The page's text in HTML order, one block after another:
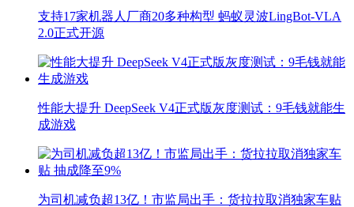
支持17家机器人厂商20多种构型 蚂蚁灵波LingBot-VLA
2.0正式开源
性能大提升 DeepSeek V4正式版灰度测试：9毛钱就能生
成游戏
为司机减负超13亿！市监局出手：货拉拉取消独家车贴